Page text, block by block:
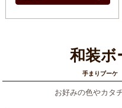
和装ボ
手まりブーケ
お好みの色やカタ